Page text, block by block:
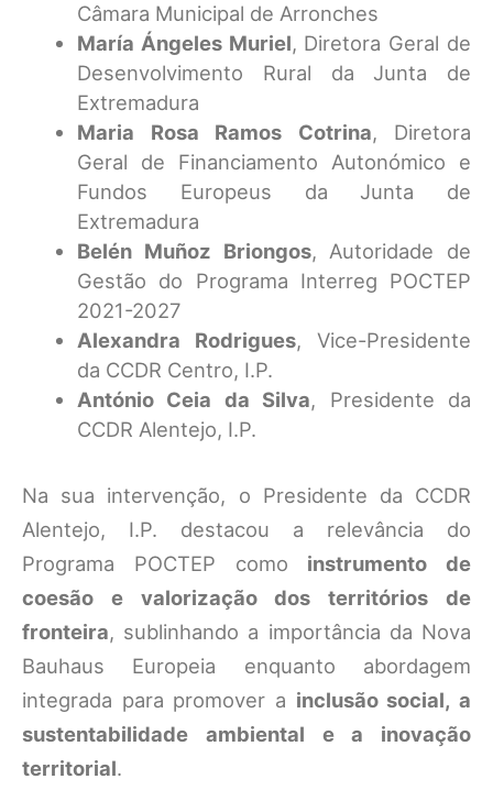
Câmara Municipal de Arronches
María Ángeles Muriel, Diretora Geral de
Desenvolvimento Rural da Junta de
Extremadura
Maria Rosa Ramos Cotrina, Diretora
Geral de Financiamento Autonómico e
Fundos Europeus da Junta de
Extremadura
Belén Muñoz Briongos, Autoridade de
Gestão do Programa Interreg POCTEP
2021-2027
Alexandra Rodrigues, Vice-Presidente
da CCDR Centro, I.P.
António Ceia da Silva, Presidente da
CCDR Alentejo, I.P.
Na sua intervenção, o Presidente da CCDR
Alentejo, I.P. destacou a relevância do
Programa POCTEP como instrumento de
coesão e valorização dos territórios de
fronteira, sublinhando a importância da Nova
Bauhaus Europeia enquanto abordagem
integrada para promover a inclusão social, a
sustentabilidade ambiental e a inovação
territorial.